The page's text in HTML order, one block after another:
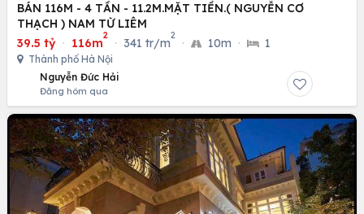
BÁN 116M - 4 TẦN - 11.2M.MẶT TIỀN.( NGUYỄN CƠ
THẠCH ) NAM TỪ LIÊM
39.5 tỷ · 116m
2
· 341 tr/m
2
· 10m · 1
Thành phố Hà Nội
Nguyễn Đức Hải
Đăng hôm qua